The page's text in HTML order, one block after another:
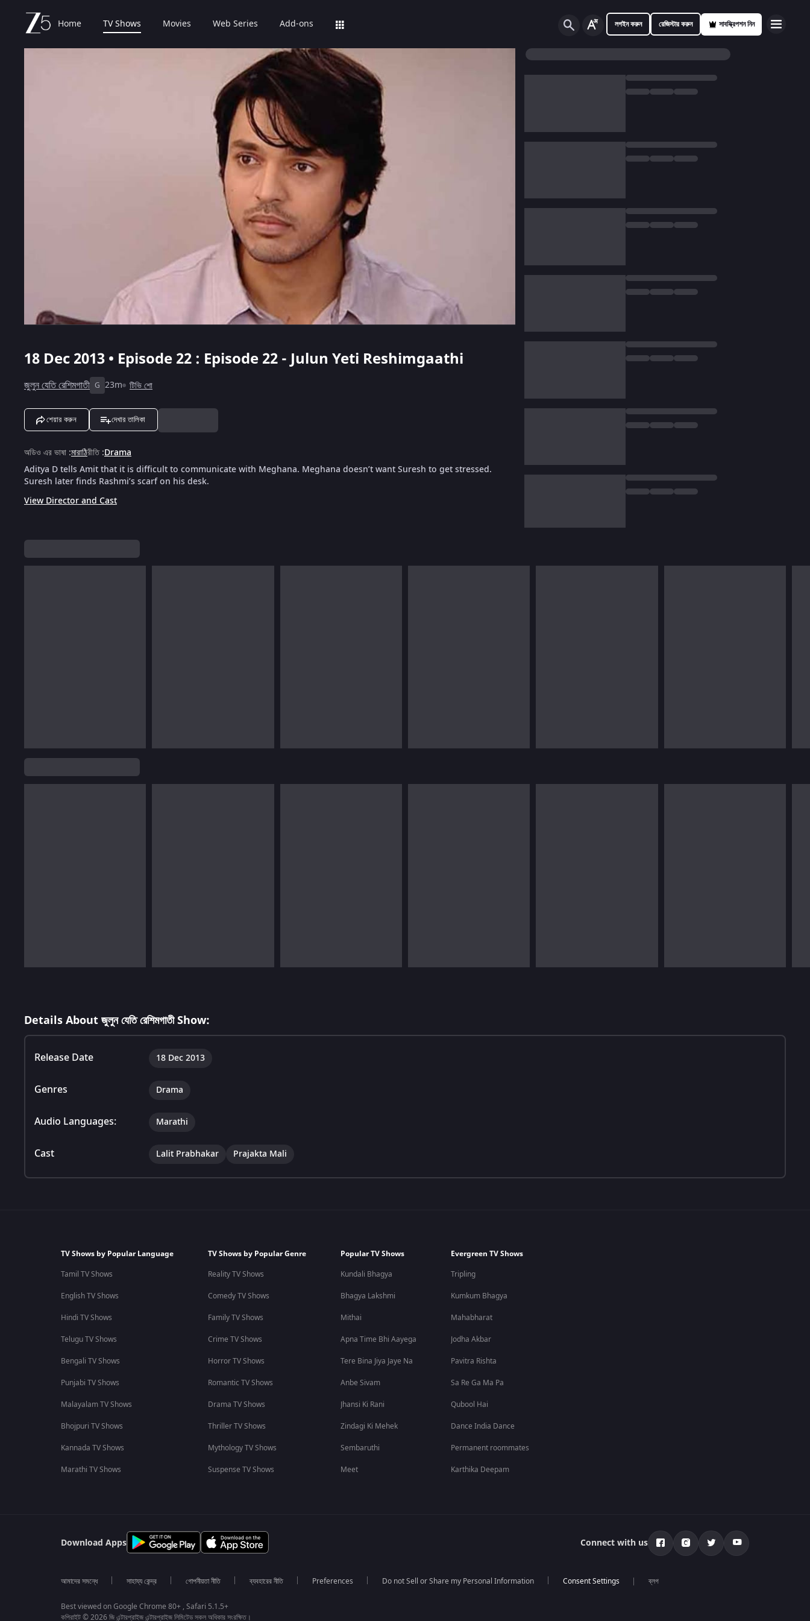
Home TV Shows Movies Web Series Add-ons লগইন করুন রেজিস্টার করুন সাবস্ক্রিপশন নিন
18 Dec 2013 • Episode 22 : Episode 22 - Julun Yeti Reshimgaathi
জুলুন যেতি রেশিমগাতী G 23m টিভি শো
শেয়ার করুন দেখার তালিকা
অডিও এর ভাষা :মারাঠিরীতি:Drama
Aditya D tells Amit that it is difficult to communicate with Meghana. Meghana doesn’t want Suresh to get stressed.
Suresh later finds Rashmi’s scarf on his desk.
View Director and Cast
Details About জুলুন যেতি রেশিমগাতী Show:
Release Date 18 Dec 2013
Genres Drama
Audio Languages: Marathi
Cast Lalit Prabhakar Prajakta Mali
TV Shows by Popular Language
Tamil TV Shows
English TV Shows
Hindi TV Shows
Telugu TV Shows
Bengali TV Shows
Punjabi TV Shows
Malayalam TV Shows
Bhojpuri TV Shows
Kannada TV Shows
Marathi TV Shows
TV Shows by Popular Genre
Reality TV Shows
Comedy TV Shows
Family TV Shows
Crime TV Shows
Horror TV Shows
Romantic TV Shows
Drama TV Shows
Thriller TV Shows
Mythology TV Shows
Suspense TV Shows
Popular TV Shows
Kundali Bhagya
Bhagya Lakshmi
Mithai
Apna Time Bhi Aayega
Tere Bina Jiya Jaye Na
Anbe Sivam
Jhansi Ki Rani
Zindagi Ki Mehek
Sembaruthi
Meet
Evergreen TV Shows
Tripling
Kumkum Bhagya
Mahabharat
Jodha Akbar
Pavitra Rishta
Sa Re Ga Ma Pa
Qubool Hai
Dance India Dance
Permanent roommates
Karthika Deepam
Download Apps Connect with us
আমাদের সমন্ধে সাহায্য কেন্দ্র গোপনীয়তা নীতি ব্যবহারের নীতি Preferences Do not Sell or Share my Personal Information ব্লগ
Best viewed on Google Chrome 80+ , Safari 5.1.5+
কপিরাইট © 2026 জি এন্টারপ্রাইজ এন্টারপ্রাইজ লিমিটেড সকল অধিকার সংরক্ষিত।